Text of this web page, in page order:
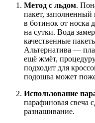
Метод с льдом.
пакет, заполненный
в ботинок от носка
на сутки. Вода
качественные
Альтернатива —
ещё жмёт,
подходит для
подошва может
Использование
парафиновая свеча
разнашивание.